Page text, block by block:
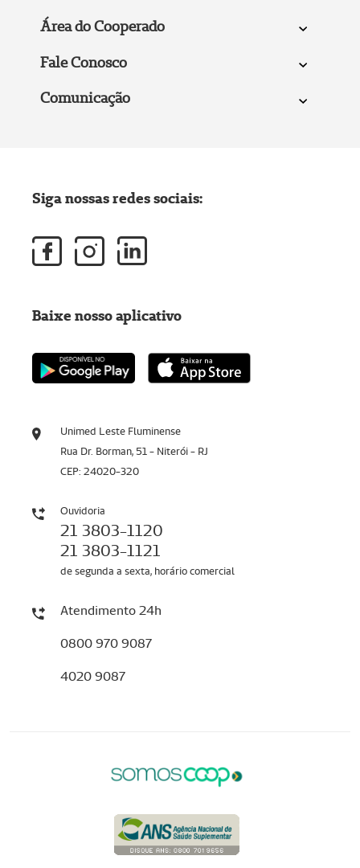
Área do Cooperado
Fale Conosco
Comunicação
Unimed Leste Fluminense
Rua Dr. Borman, 51 - Niterói - RJ
CEP: 24020-320
Ouvidoria
21 3803-1120
21 3803-1121
de segunda a sexta, horário comercial
Atendimento 24h
0800 970 9087
4020 9087
Siga nossas redes sociais:
Baixe nosso aplicativo